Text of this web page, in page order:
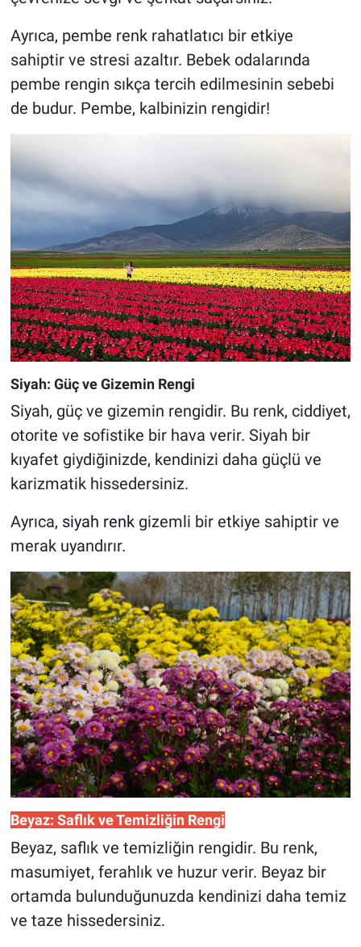
Ayrıca, pembe renk rahatlatıcı bir etkiye
sahiptir ve stresi azaltır. Bebek odalarında
pembe rengin sıkça tercih edilmesinin sebebi
de budur. Pembe, kalbinizin rengidir!
Siyah: Güç ve Gizemin Rengi
Siyah, güç ve gizemin rengidir. Bu renk, ciddiyet,
otorite ve sofistike bir hava verir. Siyah bir
kıyafet giydiğinizde, kendinizi daha güçlü ve
karizmatik hissedersiniz.
Ayrıca, siyah renkgizemli bir etkiye sahiptir ve
merak uyandırır.
Beyaz: Saflık ve Temizliğin Rengi
Beyaz, saflık ve temizliğin rengidir. Bu renk,
masumiyet, ferahlık ve huzur verir. Beyaz bir
ortamda bulunduğunuzda kendinizi daha temiz
ve taze hissedersiniz.